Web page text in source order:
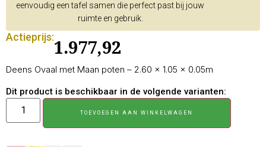
eenvoudig een tafel samen die perfect past bij jouw
ruimte en gebruik.
Actieprijs:
1.977,92
Deens Ovaal met Maan poten – 2.60 × 1.05 × 0.05m
Dit product is beschikbaar in de volgende varianten:
TOEVOEGEN AAN WINKELWAGEN